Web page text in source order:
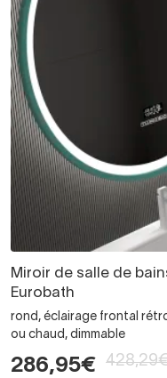
Miroir de salle de
Eurobath
rond, éclairage frontal
ou chaud, dimmable
286,95€